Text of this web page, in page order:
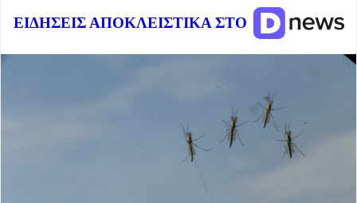
ΕΙΔΗΣΕΙΣ ΑΠΟΚΛΕΙΣΤΙΚΑ ΣΤΟ